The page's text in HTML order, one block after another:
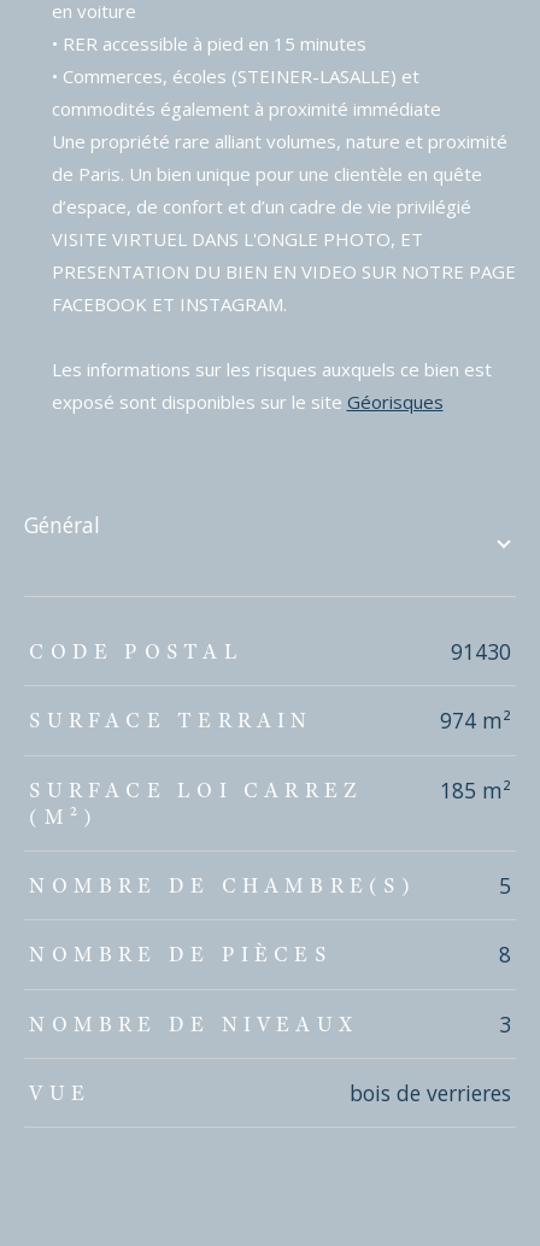
en voiture
• RER accessible à pied en 15 minutes
• Commerces, écoles (STEINER-LASALLE) et
commodités également à proximité immédiate
Une propriété rare alliant volumes, nature et proximité
de Paris. Un bien unique pour une clientèle en quête
d’espace, de confort et d’un cadre de vie privilégié
VISITE VIRTUEL DANS L'ONGLE PHOTO, ET
PRESENTATION DU BIEN EN VIDEO SUR NOTRE PAGE
FACEBOOK ET INSTAGRAM.
Les informations sur les risques auxquels ce bien est
exposé sont disponibles sur le site Géorisques
général
TRAD_ZEPHYR_Caracteristique TRAD_ZEPHYR_Valeurs
CODE POSTAL 91430
SURFACE TERRAIN 974 m²
SURFACE LOI CARREZ
(M²)
185 m²
NOMBRE DE CHAMBRE(S) 5
NOMBRE DE PIÈCES 8
NOMBRE DE NIVEAUX 3
VUE bois de verrieres